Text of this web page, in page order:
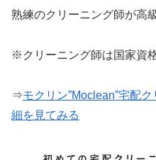
熟練のクリーニング師が高
※クリーニング師は国家資
⇒モクリン”Moclean”宅配
細を見てみる